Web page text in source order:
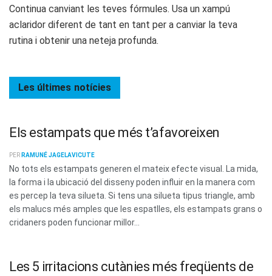
Continua canviant les teves fórmules. Usa un xampú
aclaridor diferent de tant en tant per a canviar la teva
rutina i obtenir una neteja profunda.
Les últimes notícies
Els estampats que més t’afavoreixen
PER RAMUNÉ JAGELAVICUTE
No tots els estampats generen el mateix efecte visual. La mida,
la forma i la ubicació del disseny poden influir en la manera com
es percep la teva silueta. Si tens una silueta tipus triangle, amb
els malucs més amples que les espatlles, els estampats grans o
cridaners poden funcionar millor...
Les 5 irritacions cutànies més freqüents de